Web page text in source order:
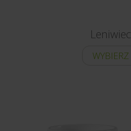
Leniwiec
WYBIERZ